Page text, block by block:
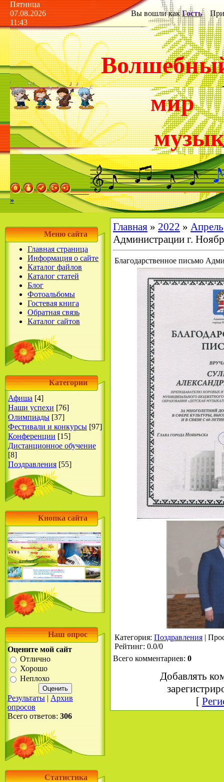
Пятница
07.08.2026
11:43
Вы вошли как Гость
мир
»
Меню сайта
Главная страница
Информация о сайте
Каталог файлов
Каталог статей
Блог
Фотоальбомы
Гостевая книга
Обратная связь
Каталог сайтов
Категории
Афиша [4]
Наши успехи [76]
Олимпиады [37]
Фестивали и конкурсы [97]
Конференции [15]
Дистанционное обучение
[8]
Поздравления [55]
Кнопка сайта
Наш опрос
Оцените мой сайт
Отлично
Хорошо
Неплохо
Результаты | Архив
опросов
Всего ответов: 306
Статистика
Главная » 2022 » Апрель
Администрации г.
Благодарственное письмо
Категория: Поздравления |
Рейтинг: 0.0/0
Всего комментариев: 0
Добавлять
[